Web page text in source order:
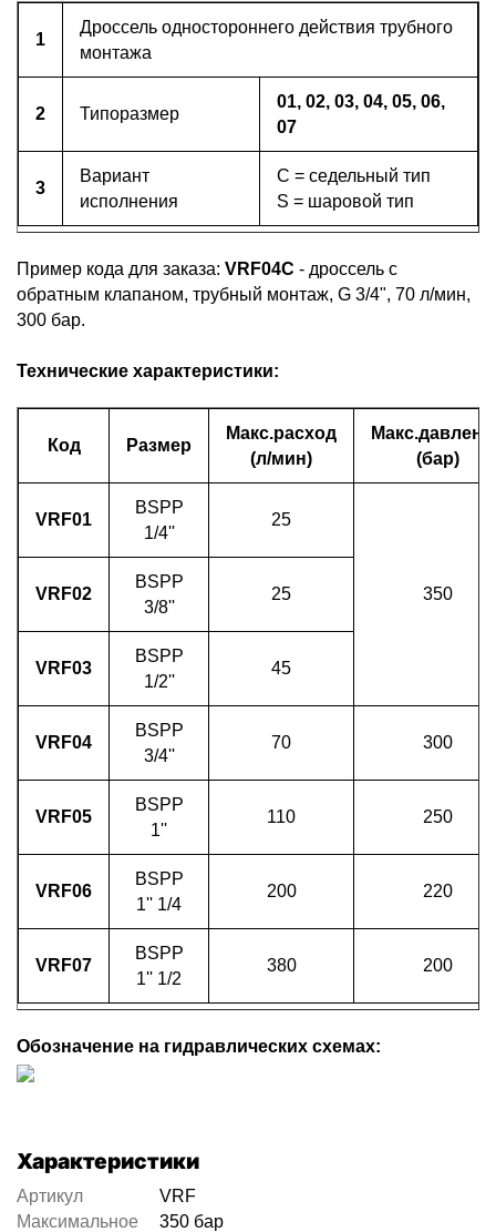
1
Дроссель одностороннего действия трубного
монтажа
2 Типоразмер
01, 02, 03, 04, 05, 06,
07
3
Вариант
исполнения
С = седельный тип
S = шаровой тип
Пример кода для заказа: VRF04C - дроссель с
обратным клапаном, трубный монтаж, G 3/4", 70 л/мин,
300 бар.
Технические характеристики:
Код Размер
Макс.расход
(л/мин)
(бар)
VRF01
BSPP
1/4''
25
350
VRF02
BSPP
3/8''
25
VRF03
BSPP
1/2''
45
VRF04
BSPP
3/4''
70 300
VRF05
BSPP
1''
110 250
VRF06
BSPP
1'' 1/4
200 220
VRF07
BSPP
1'' 1/2
380 200
Обозначение на гидравлических схемах:
Характеристики
Артикул
VRF
Максимальное
350 бар